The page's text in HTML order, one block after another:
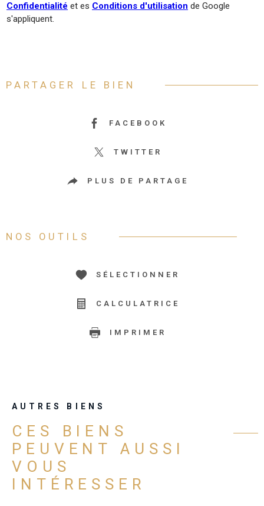
Confidentialité et es Conditions d'utilisation de Google
s'appliquent.
PARTAGER LE BIEN
FACEBOOK
TWITTER
PLUS DE PARTAGE
NOS OUTILS
SÉLECTIONNER
CALCULATRICE
IMPRIMER
AUTRES BIENS
CES BIENS
PEUVENT AUSSI
VOUS
INTÉRESSER